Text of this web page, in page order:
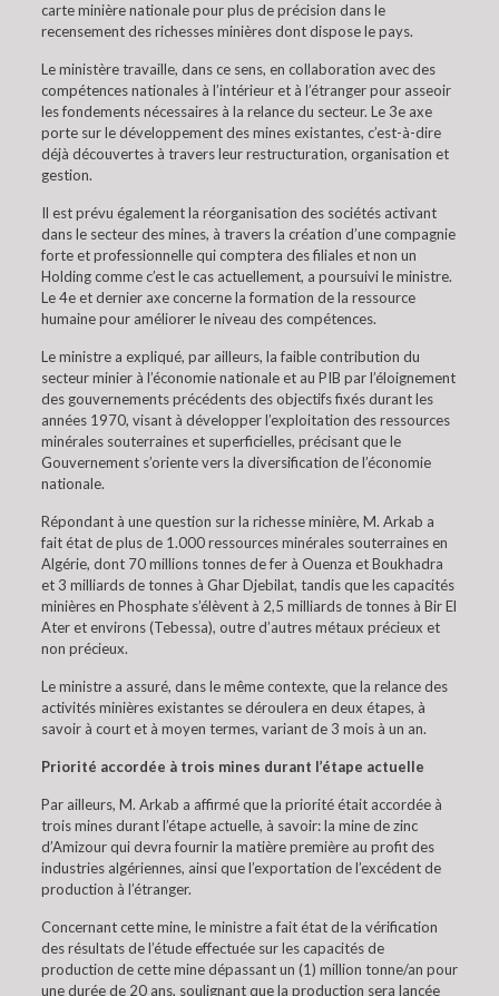
carte minière nationale pour plus de précision dans le
recensement des richesses minières dont dispose le pays.
Le ministère travaille, dans ce sens, en collaboration avec des
compétences nationales à l’intérieur et à l’étranger pour asseoir
les fondements nécessaires à la relance du secteur. Le 3e axe
porte sur le développement des mines existantes, c’est-à-dire
déjà découvertes à travers leur restructuration, organisation et
gestion.
Il est prévu également la réorganisation des sociétés activant
dans le secteur des mines, à travers la création d’une compagnie
forte et professionnelle qui comptera des filiales et non un
Holding comme c’est le cas actuellement, a poursuivi le ministre.
Le 4e et dernier axe concerne la formation de la ressource
humaine pour améliorer le niveau des compétences.
Le ministre a expliqué, par ailleurs, la faible contribution du
secteur minier à l’économie nationale et au PIB par l’éloignement
des gouvernements précédents des objectifs fixés durant les
années 1970, visant à développer l’exploitation des ressources
minérales souterraines et superficielles, précisant que le
Gouvernement s’oriente vers la diversification de l’économie
nationale.
Répondant à une question sur la richesse minière, M. Arkab a
fait état de plus de 1.000 ressources minérales souterraines en
Algérie, dont 70 millions tonnes de fer à Ouenza et Boukhadra
et 3 milliards de tonnes à Ghar Djebilat, tandis que les capacités
minières en Phosphate s’élèvent à 2,5 milliards de tonnes à Bir El
Ater et environs (Tebessa), outre d’autres métaux précieux et
non précieux.
Le ministre a assuré, dans le même contexte, que la relance des
activités minières existantes se déroulera en deux étapes, à
savoir à court et à moyen termes, variant de 3 mois à un an.
Priorité accordée à trois mines durant l’étape actuelle
Par ailleurs, M. Arkab a affirmé que la priorité était accordée à
trois mines durant l’étape actuelle, à savoir: la mine de zinc
d’Amizour qui devra fournir la matière première au profit des
industries algériennes, ainsi que l’exportation de l’excédent de
production à l’étranger.
Concernant cette mine, le ministre a fait état de la vérification
des résultats de l’étude effectuée sur les capacités de
production de cette mine dépassant un (1) million tonne/an pour
une durée de 20 ans, soulignant que la production sera lancée